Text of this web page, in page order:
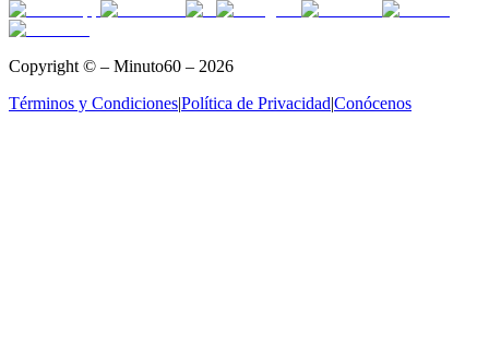
Copyright © – Minuto60 – 2026
Términos y Condiciones|Política de Privacidad|Conócenos